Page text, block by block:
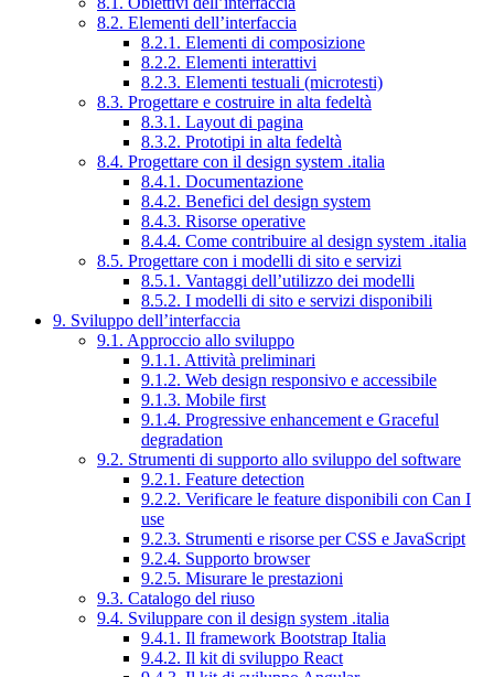
8.2. Elementi dell’interfaccia
8.2.1. Elementi di composizione
8.2.2. Elementi interattivi
8.2.3. Elementi testuali (microtesti)
8.3. Progettare e costruire in alta fedeltà
8.3.1. Layout di pagina
8.3.2. Prototipi in alta fedeltà
8.4. Progettare con il design system .italia
8.4.1. Documentazione
8.4.2. Benefici del design system
8.4.3. Risorse operative
8.4.4. Come contribuire al design system .italia
8.5. Progettare con i modelli di sito e servizi
8.5.1. Vantaggi dell’utilizzo dei modelli
8.5.2. I modelli di sito e servizi disponibili
9. Sviluppo dell’interfaccia
9.1. Approccio allo sviluppo
9.1.1. Attività preliminari
9.1.2. Web design responsivo e accessibile
9.1.3. Mobile first
9.1.4. Progressive enhancement e Graceful
degradation
9.2. Strumenti di supporto allo sviluppo del software
9.2.1. Feature detection
9.2.2. Verificare le feature disponibili con Can I
use
9.2.3. Strumenti e risorse per CSS e JavaScript
9.2.4. Supporto browser
9.2.5. Misurare le prestazioni
9.3. Catalogo del riuso
9.4. Sviluppare con il design system .italia
9.4.1. Il framework Bootstrap Italia
9.4.2. Il kit di sviluppo React